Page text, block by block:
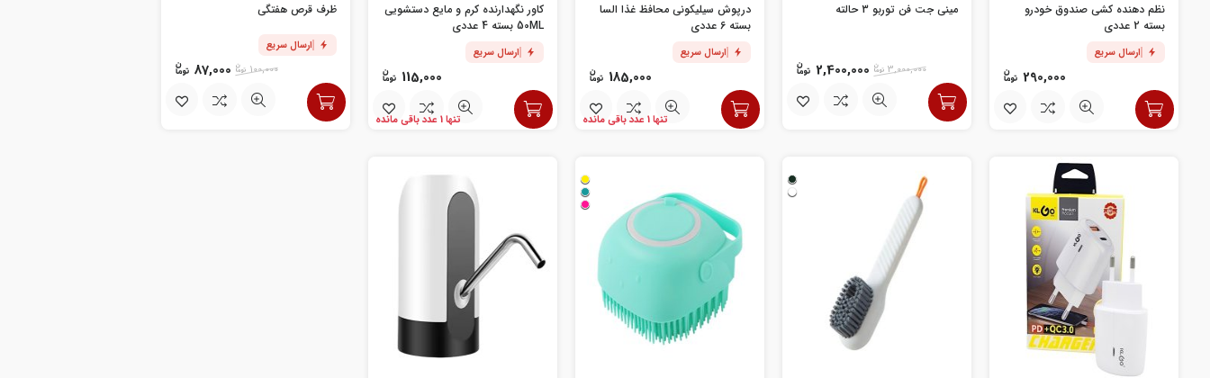
نظم دهنده کشی صندوق خودرو
بسته 2 عددی
ارسال سریع
290,000
مینی جت فن توربو 3 حالته
3,000,000
2,400,000
درپوش سیلیکونی محافظ غذا السا
بسته 6 عددی
ارسال سریع
185,000
تنها 1 عدد باقی مانده
کاور نگهدارنده کرم و مایع دستشویی
50ML بسته 4 عددی
ارسال سریع
115,000
تنها 1 عدد باقی مانده
ظرف قرص هفتگی
ارسال سریع
100,000
87,000